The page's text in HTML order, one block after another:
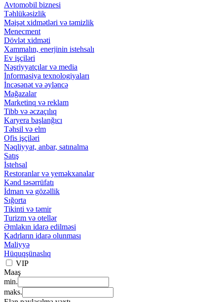
Avtomobil biznesi
Təhlükəsizlik
Məişət xidmətləri və təmizlik
Menecment
Dövlət xidməti
Xammalın, enerjinin istehsalı
Ev işçiləri
Nəşriyyatçılar və media
İnformasiya texnologiyaları
İncəsənət və əyləncə
Mağazalar
Marketinq və reklam
Tibb və əczaçılıq
Karyera başlanğıcı
Təhsil və elm
Ofis işçiləri
Nəqliyyat, anbar, satınalma
Satış
İstehsal
Restoranlar və yeməkxanalar
Kənd təsərrüfatı
İdman və gözəllik
Sığorta
Tikinti və təmir
Turizm və otellər
Əmlakın idarə edilməsi
Kadrların idarə olunması
Maliyyə
Hüquqşünaslıq
VIP
Maaş
min.
maks.